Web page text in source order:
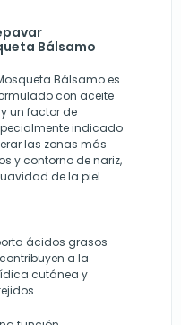
Bálsamo
Bálsamo es
con aceite
un factor de
indicado
las zonas más
y contorno de nariz,
de la piel.
ácidos grasos
a la
cutánea y